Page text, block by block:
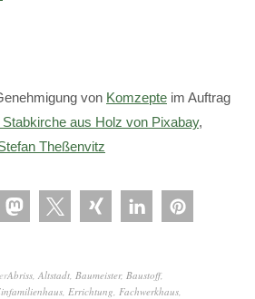
von Komzepte im Auftrag
Stabkirche aus Holz von Pixabay,
Theßenvitz
Abriss, Altstadt, Baumeister, Baustoff,
, Errichtung, Fachwerkhaus,